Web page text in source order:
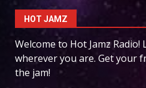
HOT JAMZ
Welcome to Hot Jamz
wherever you are. Get your
the jam!